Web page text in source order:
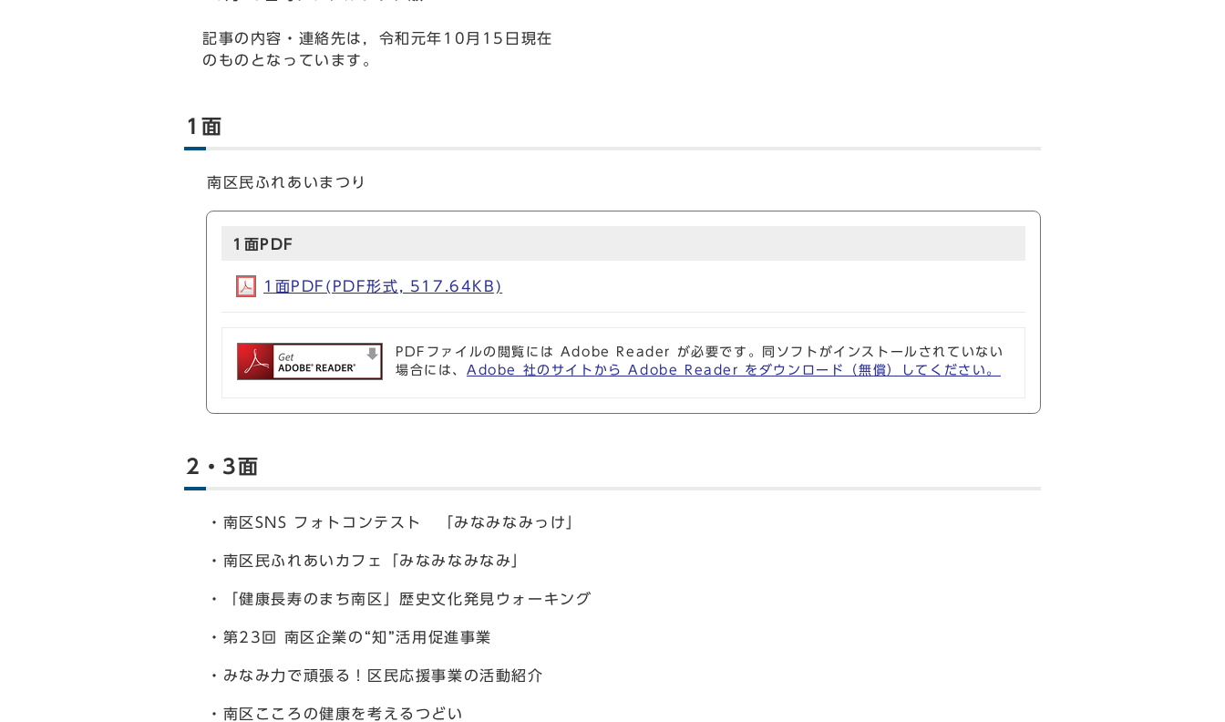
記事の内容・連絡先は，令和元年10月15日現在
のものとなっています。
1面
南区民ふれあいまつり
1面PDF
1面PDF(PDF形式, 517.64KB)
PDFファイルの閲覧には Adobe Reader が必要です。同ソフトがインストールされていない
場合には、 Adobe 社のサイトから Adobe Reader をダウンロード（無償）してください。
2・3面
・南区SNS フォトコンテスト 「みなみなみっけ」
・南区民ふれあいカフェ「みなみなみなみ」
・「健康長寿のまち南区」歴史文化発見ウォーキング
・第23回 南区企業の“知”活用促進事業
・みなみ力で頑張る！区民応援事業の活動紹介
・南区こころの健康を考えるつどい